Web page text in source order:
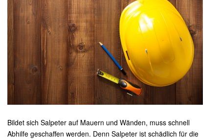
Bildet sich Salpeter auf Mauern und Wänden, muss schnell
Abhilfe geschaffen werden. Denn Salpeter ist schädlich für die